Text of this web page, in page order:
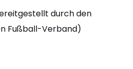
durch den
Fußball-Verband)